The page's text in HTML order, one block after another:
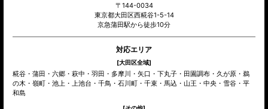
〒144-0034
東京都大田区西糀谷1-5-14
京急蒲田駅から徒歩10分
対応エリア
[大田区全域]
糀谷・蒲田・六郷・萩中・羽田・多摩川・矢口・下丸子・田園調布・久が原・鵜
の木・嶺町・池上・上池台・千鳥・石川町・千束・馬込・山王・中央・雪谷・平
和島